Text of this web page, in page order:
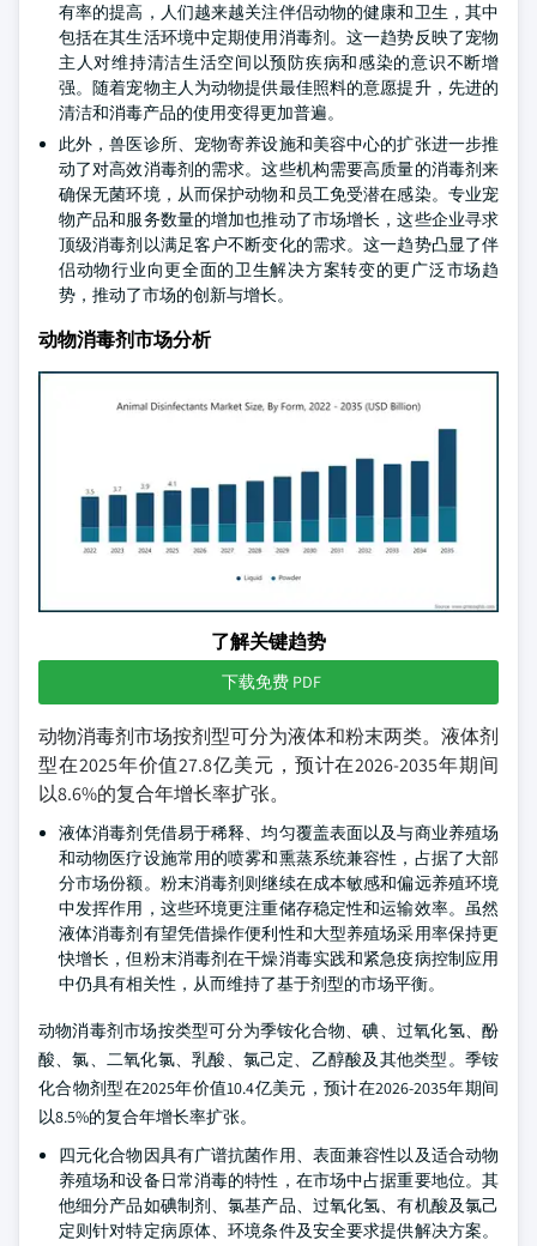
有率的提高，人们越来越关注伴侣动物的健康和卫生，其中
包括在其生活环境中定期使用消毒剂。这一趋势反映了宠物
主人对维持清洁生活空间以预防疾病和感染的意识不断增
强。随着宠物主人为动物提供最佳照料的意愿提升，先进的
清洁和消毒产品的使用变得更加普遍。
此外，兽医诊所、宠物寄养设施和美容中心的扩张进一步推
动了对高效消毒剂的需求。这些机构需要高质量的消毒剂来
确保无菌环境，从而保护动物和员工免受潜在感染。专业宠
物产品和服务数量的增加也推动了市场增长，这些企业寻求
顶级消毒剂以满足客户不断变化的需求。这一趋势凸显了伴
侣动物行业向更全面的卫生解决方案转变的更广泛市场趋
势，推动了市场的创新与增长。
动物消毒剂市场分析
了解关键趋势
下载免费 PDF
动物消毒剂市场按剂型可分为液体和粉末两类。液体剂
型在2025年价值27.8亿美元，预计在2026-2035年期间
以8.6%的复合年增长率扩张。
液体消毒剂凭借易于稀释、均匀覆盖表面以及与商业养殖场
和动物医疗设施常用的喷雾和熏蒸系统兼容性，占据了大部
分市场份额。粉末消毒剂则继续在成本敏感和偏远养殖环境
中发挥作用，这些环境更注重储存稳定性和运输效率。虽然
液体消毒剂有望凭借操作便利性和大型养殖场采用率保持更
快增长，但粉末消毒剂在干燥消毒实践和紧急疫病控制应用
中仍具有相关性，从而维持了基于剂型的市场平衡。
动物消毒剂市场按类型可分为季铵化合物、碘、过氧化氢、酚
酸、氯、二氧化氯、乳酸、氯己定、乙醇酸及其他类型。季铵
化合物剂型在2025年价值10.4亿美元，预计在2026-2035年期间
以8.5%的复合年增长率扩张。
四元化合物因具有广谱抗菌作用、表面兼容性以及适合动物
养殖场和设备日常消毒的特性，在市场中占据重要地位。其
他细分产品如碘制剂、氯基产品、过氧化氢、有机酸及氯己
定则针对特定病原体、环境条件及安全要求提供解决方案。